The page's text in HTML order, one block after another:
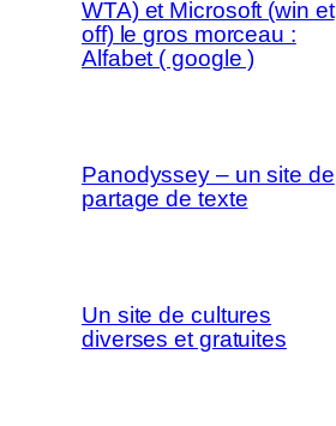
WTA) et Microsoft (win et
off) le gros morceau :
Alfabet ( google )
Panodyssey – un site de
partage de texte
Un site de cultures
diverses et gratuites